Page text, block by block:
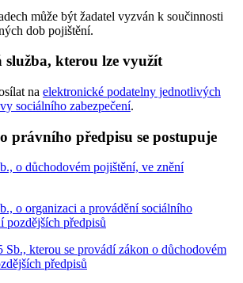
může být žadatel vyzván k součinnosti
dob pojištění.
kterou lze využít
na elektronické podatelny jednotlivých
sociálního zabezpečení.
právního předpisu se postupuje
o důchodovém pojištění, ve znění
o organizaci a provádění sociálního
pozdějších předpisů
Sb., kterou se provádí zákon o důchodovém
předpisů